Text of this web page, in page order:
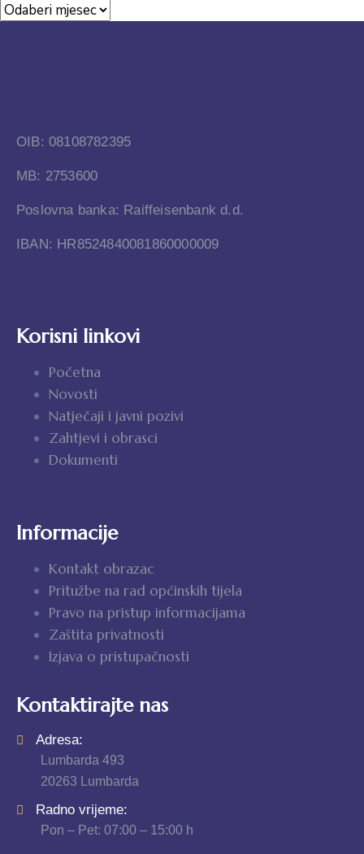
OIB: 08108782395
MB: 2753600
Poslovna banka: Raiffeisenbank d.d.
IBAN: HR8524840081860000009
Korisni linkovi
Početna
Novosti
Natječaji i javni pozivi
Zahtjevi i obrasci
Dokumenti
Informacije
Kontakt obrazac
Pritužbe na rad općinskih tijela
Pravo na pristup informacijama
Zaštita privatnosti
Izjava o pristupačnosti
Kontaktirajte nas
Adresa:
Lumbarda 493
20263 Lumbarda
Radno vrijeme:
Pon – Pet: 07:00 – 15:00 h